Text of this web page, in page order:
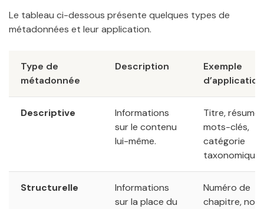
Le tableau ci-dessous présente quelques types de
métadonnées et leur application.
Type de
métadonnée
Description
Exemple
d’application
Descriptive
Informations
sur le contenu
lui-même.
Titre, résumé,
mots-clés,
catégorie
taxonomique.
Structurelle
Informations
sur la place du
Numéro de
chapitre, nom